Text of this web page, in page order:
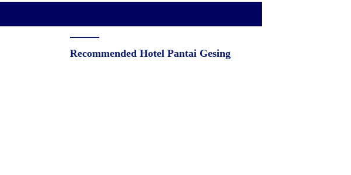
Recommended Hotel Pantai Gesing